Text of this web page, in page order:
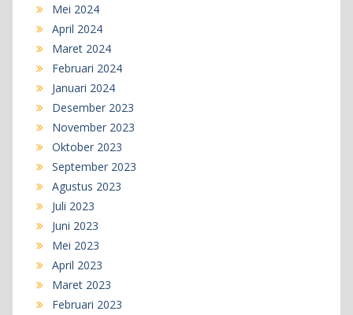
Mei 2024
April 2024
Maret 2024
Februari 2024
Januari 2024
Desember 2023
November 2023
Oktober 2023
September 2023
Agustus 2023
Juli 2023
Juni 2023
Mei 2023
April 2023
Maret 2023
Februari 2023